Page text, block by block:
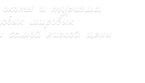
охоты и туризма,
мировых
самой низкой цены